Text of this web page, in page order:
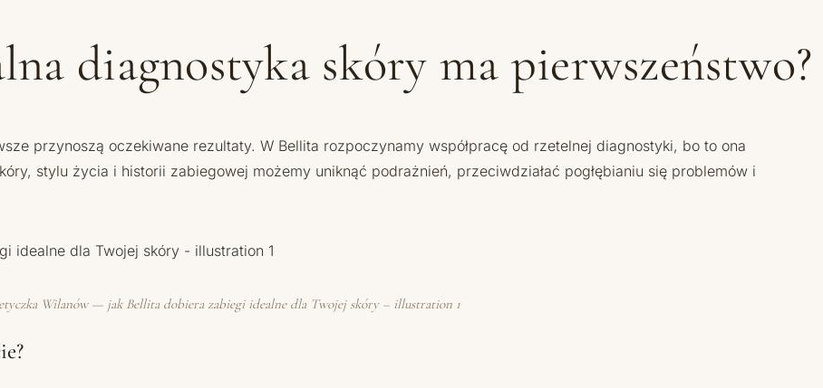
diagnostyka skóry ma pierwszeństwo?
przynoszą oczekiwane rezultaty. W Bellita rozpoczynamy współpracę od rzetelnej diagnostyki, bo to ona
stylu życia i historii zabiegowej możemy uniknąć podrażnień, przeciwdziałać pogłębianiu się problemów i
Wilanów — jak Bellita dobiera zabiegi idealne dla Twojej skóry – illustration 1